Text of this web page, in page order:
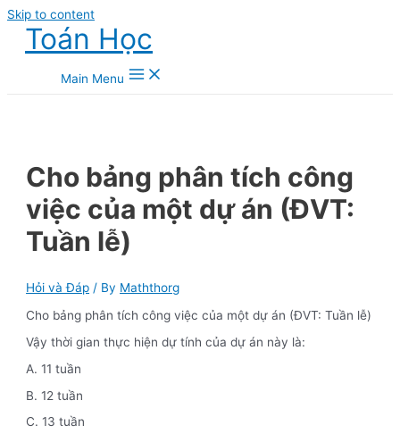
Skip to content
Toán Học
Main Menu
Cho bảng phân tích công
việc của một dự án (ĐVT:
Tuần lễ)
Hỏi và Đáp / By Maththorg
Cho bảng phân tích công việc của một dự án (ĐVT: Tuần lễ)
Vậy thời gian thực hiện dự tính của dự án này là:
A. 11 tuần
B. 12 tuần
C. 13 tuần